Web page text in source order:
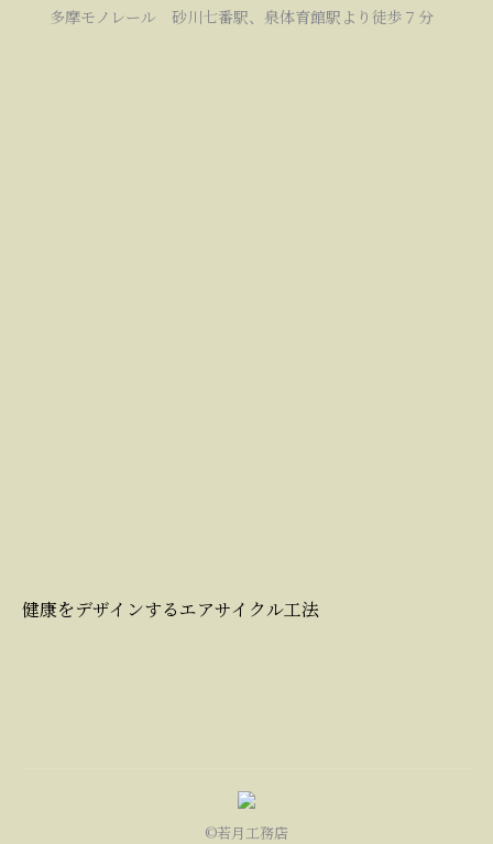
多摩モノレール 砂川七番駅、泉体育館駅より徒歩７分
健康をデザインするエアサイクル工法
©若月工務店